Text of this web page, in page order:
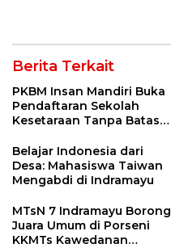
Berita Terkait
PKBM Insan Mandiri Buka
Pendaftaran Sekolah
Kesetaraan Tanpa Batas
Belajar Indonesia dari
Desa: Mahasiswa Taiwan
Mengabdi di Indramayu
MTsN 7 Indramayu Borong
Juara Umum di Porseni
KKMTs Kawedanan